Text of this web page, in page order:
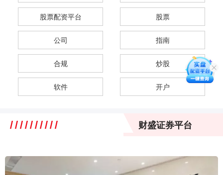
股票配资平台 股票
公司 指南
合规 炒股
软件 开户
财盛证券平台